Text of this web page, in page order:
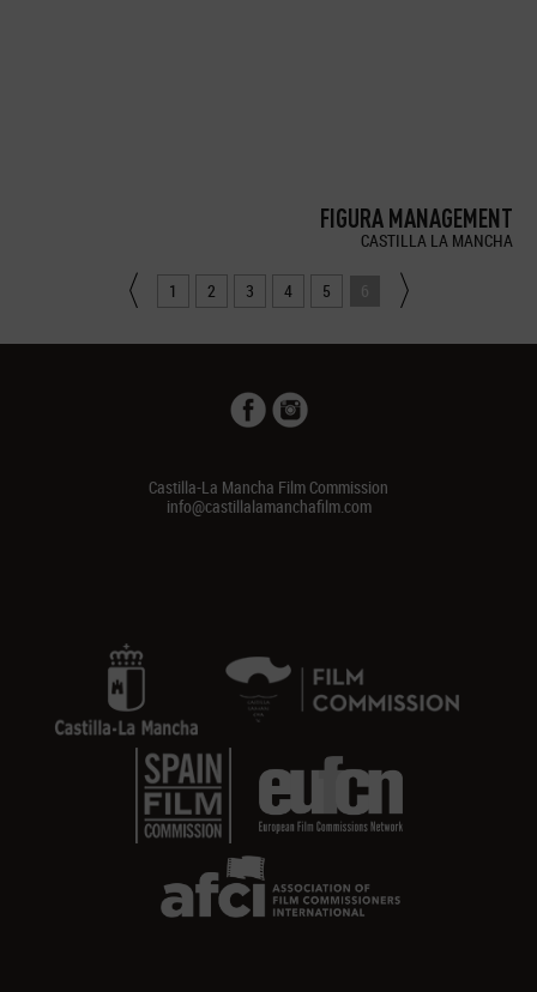
FIGURA MANAGEMENT
CASTILLA LA MANCHA
1 2 3 4 5 6
Castilla-La Mancha Film Commission
info@castillalamanchafilm.com